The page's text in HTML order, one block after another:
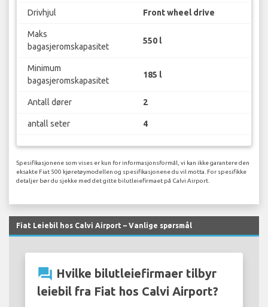
Drivhjul Front wheel drive
Maks
bagasjeromskapasitet
550 l
Minimum
bagasjeromskapasitet
185 l
Antall dører 2
antall seter 4
Spesifikasjonene som vises er kun for informasjonsformål, vi kan ikke garantere den
eksakte Fiat 500 kjøretøymodellen og spesifikasjonene du vil motta. For spesifikke
detaljer bør du sjekke med det gitte bilutleiefirmaet på Calvi Airport.
Fiat Leiebil hos Calvi Airport – Vanlige spørsmål
question_answer Hvilke bilutleiefirmaer tilbyr
leiebil fra Fiat hos Calvi Airport?